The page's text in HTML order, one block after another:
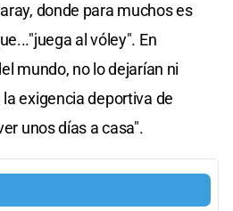
donde para muchos es
al vóley". En
mundo, no lo dejarían ni
exigencia deportiva de
unos días a casa".